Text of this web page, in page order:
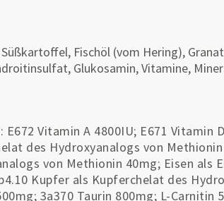
Fischöl (vom Hering),
Glukosamin, Vitamine,
Vitamin A 4800IU; E671 Vitamin
des Hydroxyanalogs von
von Methionin 40mg; Eisen als
Kupfer als Kupferchelat des
3a370 Taurin 800mg; L-Carnitin